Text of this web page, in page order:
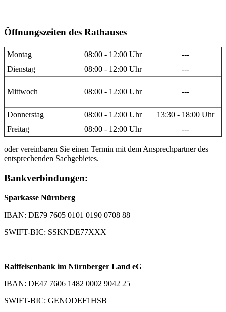
Öffnungszeiten des Rathauses
Montag 08:00 - 12:00 Uhr
---
Dienstag
08:00 - 12:00 Uhr ---
Mittwoch 08:00 - 12:00 Uhr ---
Donnerstag 08:00 - 12:00 Uhr
13:30 - 18:00 Uhr
Freitag
08:00 - 12:00 Uhr ---
oder vereinbaren Sie einen Termin mit dem Ansprechpartner des
entsprechenden Sachgebietes.
Bankverbindungen:
Sparkasse Nürnberg
IBAN: DE79 7605 0101 0190 0708 88
SWIFT-BIC: SSKNDE77XXX
Raiffeisenbank im Nürnberger Land eG
IBAN: DE47 7606 1482 0002 9042 25
SWIFT-BIC: GENODEF1HSB